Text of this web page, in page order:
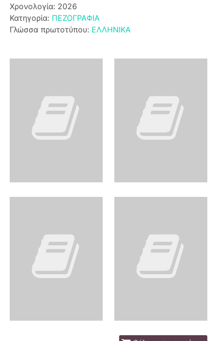
Χρονολογία: 2026
Κατηγορία: ΠΕΖΟΓΡΑΦΙΑ
Γλώσσα πρωτοτύπου: ΕΛΛΗΝΙΚΑ